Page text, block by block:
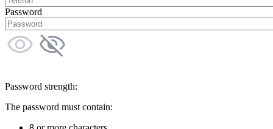
Password
Password strength:
The password must contain: